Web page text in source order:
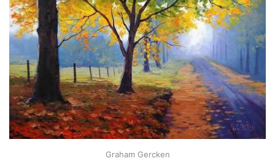
Graham Gercken